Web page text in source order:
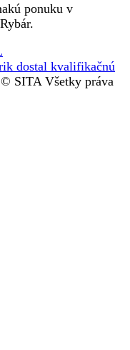
ponuku v
dostal kvalifikačnú
© SITA Všetky práva